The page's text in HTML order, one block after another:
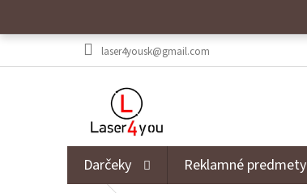
laser4yousk@gmail.com
Darčeky Reklamné predmety